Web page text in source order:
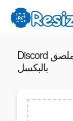
Discord ملصق Resizer - تحويل حجم الصورة
بالبكسل